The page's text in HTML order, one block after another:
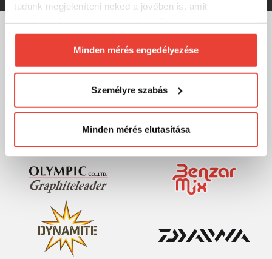
tudunk megjeleníteni neked a jövőben is, amit
biztosításához arra kérünk, hogy engedd meg
számunkra minden mérés használatát.
Természetesensoha semmilyen formában nem fogunk
megváltoztathatod a döntésed ezzel kapcsolatban.
Előre is köszönjük!
Minden mérés engedélyezése
Személyre szabás
Minden mérés elutasítása
MÁRKÁINK